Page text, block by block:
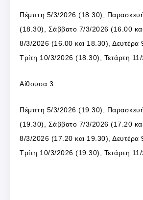
Πέμπτη 5/3/2026 (18.30),
(18.30), Σάββατο 7/3/2026 (16.00
8/3/2026 (16.00 και 18.30), Δευτέρα
Τρίτη 10/3/2026 (18.30), Τετάρτη
Αίθουσα 3
Πέμπτη 5/3/2026 (19.30),
(19.30), Σάββατο 7/3/2026 (17.20
8/3/2026 (17.20 και 19.30), Δευτέρα
Τρίτη 10/3/2026 (19.30), Τετάρτη